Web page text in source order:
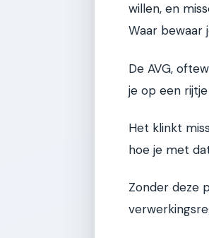
willen, en
Waar bewaar
De AVG,
je op een
Het klinkt
hoe je met
Zonder deze